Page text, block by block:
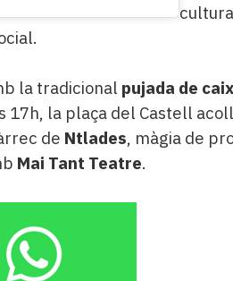
la tradicional pujada de
17h, la plaça del Castell
de Ntlades, màgia de
Mai Tant Teatre.